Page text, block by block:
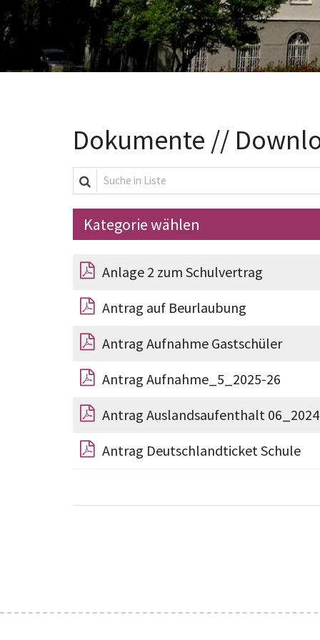
Dokumente //
Suche in Liste
Anlage 2 zum Schulvertrag
Antrag auf Beurlaubung
Antrag Aufnahme Gastschüler
Antrag Aufnahme_5_2025-26
Antrag Auslandsaufenthalt 06_2024
Antrag Deutschlandticket Schule